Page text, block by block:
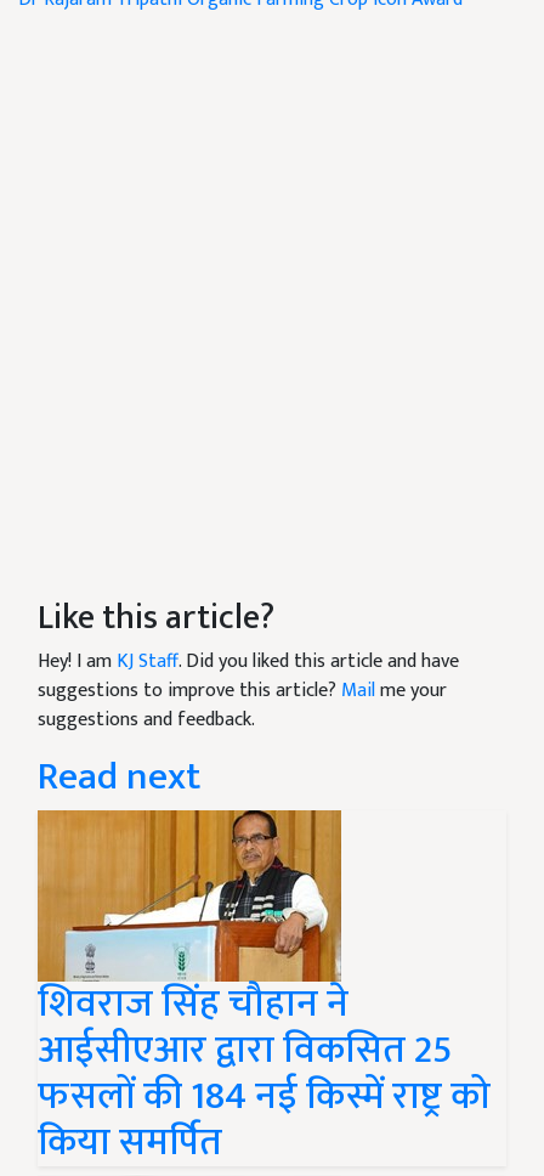
Like this article?
Hey! I amKJ Staff. Did you liked this article and have
suggestions to improve this article? Mailme your
suggestions and feedback.
Read next
शिवराज सिंह चौहान ने
आईसीएआर द्वारा विकसित 25
फसलों की 184 नई किस्में राष्ट्र को
किया समर्पित